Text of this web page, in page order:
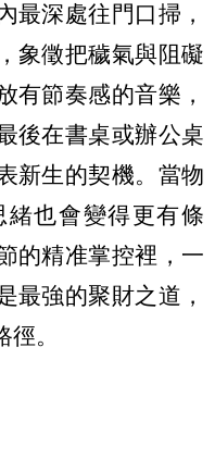
最深處往門口掃，
象徵把穢氣與阻礙
有節奏感的音樂，
後在書桌或辦公桌
新生的契機。當物
也會變得更有條
的精准掌控裡，一
最強的聚財之道，
。